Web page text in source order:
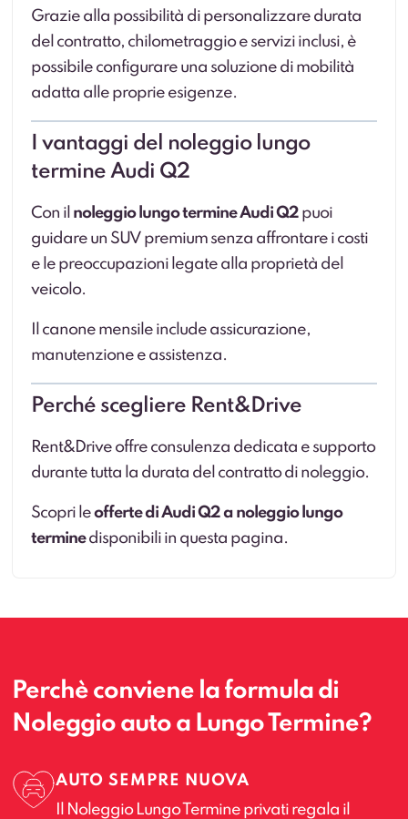
Grazie alla possibilità di personalizzare durata
del contratto, chilometraggio e servizi inclusi, è
possibile configurare una soluzione di mobilità
adatta alle proprie esigenze.
I vantaggi del noleggio lungo
termine Audi Q2
Con il noleggio lungo termine Audi Q2 puoi
guidare un SUV premium senza affrontare i costi
e le preoccupazioni legate alla proprietà del
veicolo.
Il canone mensile include assicurazione,
manutenzione e assistenza.
Perché scegliere Rent&Drive
Rent&Drive offre consulenza dedicata e supporto
durante tutta la durata del contratto di noleggio.
Scopri leofferte di Audi Q2 a noleggio lungo
terminedisponibili in questa pagina.
Perchè conviene la formula di
Noleggio auto a Lungo Termine?
AUTO SEMPRE NUOVA
Il Noleggio Lungo Termine privati regala il